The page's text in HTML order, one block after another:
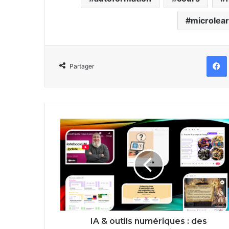
Partager
IA
&
outils
numériques
des
nouveautés
pratiques
!
IA & outils numériques : des